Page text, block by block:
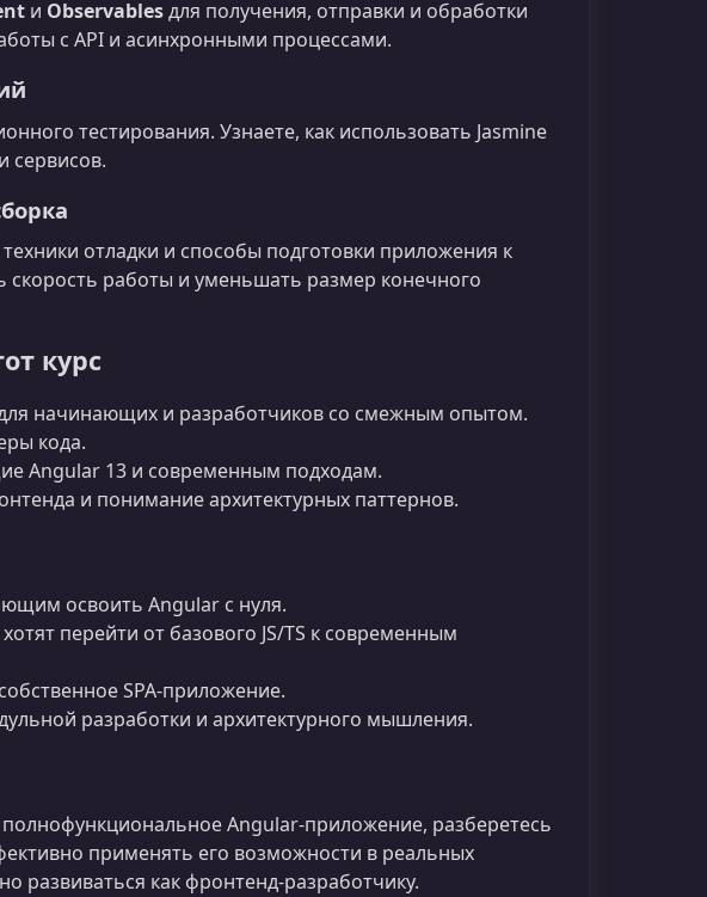
и Observablesдля получения, отправки и обработки
с API и асинхронными процессами.
тестирования. Узнаете, как использовать Jasmine
сервисов.
отладки и способы подготовки приложения к
скорость работы и уменьшать размер конечного
курс
начинающих и разработчиков со смежным опытом.
кода.
Angular 13 и современным подходам.
и понимание архитектурных паттернов.
освоить Angular с нуля.
перейти от базового JS/TS к современным
SPA‑приложение.
разработки и архитектурного мышления.
Angular‑приложение, разберетесь
применять его возможности в реальных
развиваться как фронтенд‑разработчику.